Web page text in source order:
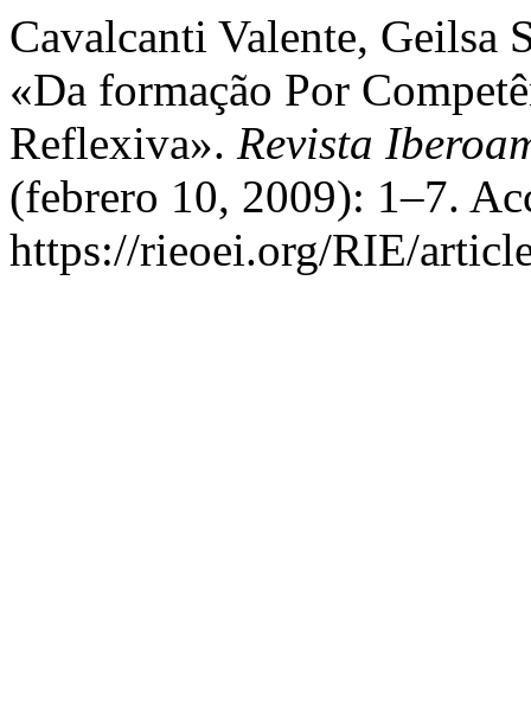
Cavalcanti Valente, Geilsa
«Da formação Por
Reflexiva». Revista
(febrero 10, 2009): 1–7.
https://rieoei.org/RIE/